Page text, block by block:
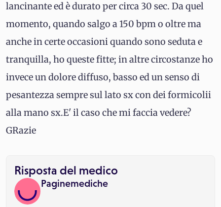
lancinante ed è durato per circa 30 sec. Da quel
momento, quando salgo a 150 bpm o oltre ma
anche in certe occasioni quando sono seduta e
tranquilla, ho queste fitte; in altre circostanze ho
invece un dolore diffuso, basso ed un senso di
pesantezza sempre sul lato sx con dei formicolii
alla mano sx.E' il caso che mi faccia vedere?
GRazie
Risposta del medico
Paginemediche